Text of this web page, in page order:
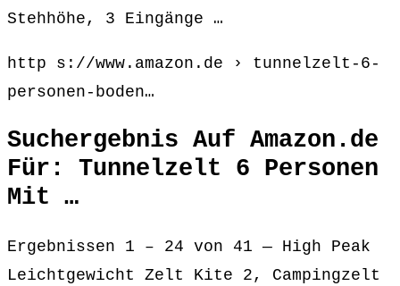
Stehhöhe, 3 Eingänge …
http s://www.amazon.de › tunnelzelt-6-
personen-boden…
Suchergebnis Auf Amazon.de
Für: Tunnelzelt 6 Personen
Mit …
Ergebnissen 1 – 24 von 41 — High Peak
Leichtgewicht Zelt Kite 2, Campingzelt